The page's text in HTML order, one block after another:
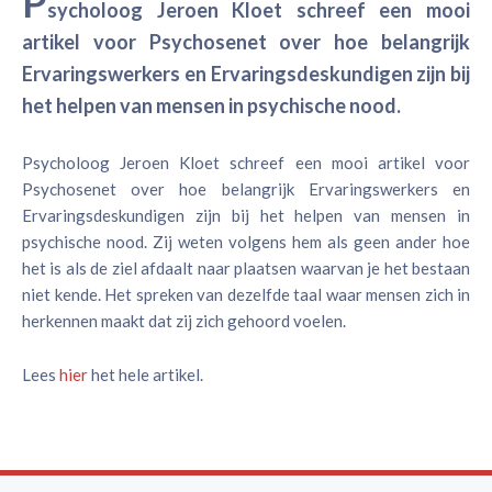
sycholoog Jeroen Kloet schreef een mooi
artikel voor Psychosenet over hoe belangrijk
Ervaringswerkers en Ervaringsdeskundigen zijn bij
het helpen van mensen in psychische nood.
Psycholoog Jeroen Kloet schreef een mooi artikel voor
Psychosenet over hoe belangrijk Ervaringswerkers en
Ervaringsdeskundigen zijn bij het helpen van mensen in
psychische nood. Zij weten volgens hem als geen ander hoe
het is als de ziel afdaalt naar plaatsen waarvan je het bestaan
niet kende. Het spreken van dezelfde taal waar mensen zich in
herkennen maakt dat zij zich gehoord voelen.
Lees hierhet hele artikel.